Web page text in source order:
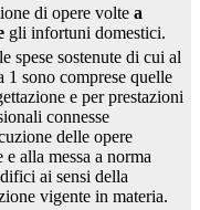
di opere volte a
gli infortuni domestici.
spese sostenute di cui al
1 sono comprese quelle
e per prestazioni
connesse
delle opere
e alla messa a norma
ai sensi della
vigente in materia.